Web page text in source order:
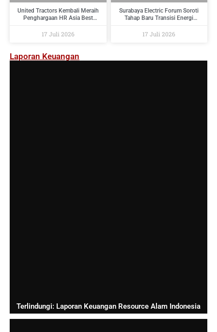
United Tractors Kembali Meraih
Penghargaan HR Asia Best
2026
17 Juli 2026
Surabaya Electric Forum Soroti
Tahap Baru Transisi Energi
Implementasi
17 Juli 2026
Laporan Keuangan
Terlindungi: Laporan Keuangan Resource Alam Indonesia